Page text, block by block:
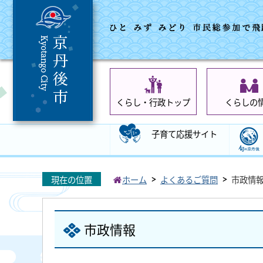
くらし・行政トップ くらしの
子育て応援サイト
現在の位置 ホーム よくあるご質問 市政情
市政情報